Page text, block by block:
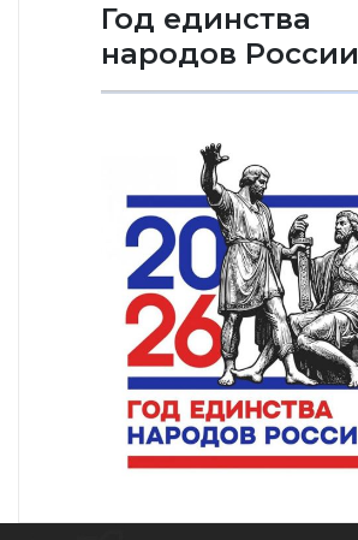
Год единства
народов России